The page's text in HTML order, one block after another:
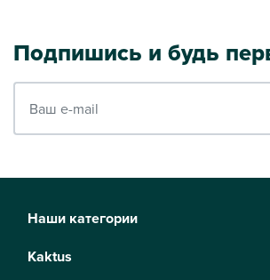
Подпишись и будь
Наши категории
Kaktus